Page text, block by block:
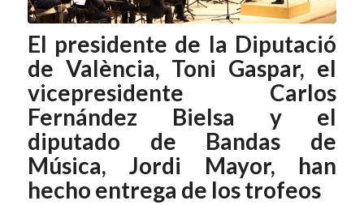
El presidente de la Diputació
de València, Toni Gaspar, el
vicepresidente Carlos
Fernández Bielsa y el
diputado de Bandas de
Música, Jordi Mayor, han
hecho entrega de los trofeos